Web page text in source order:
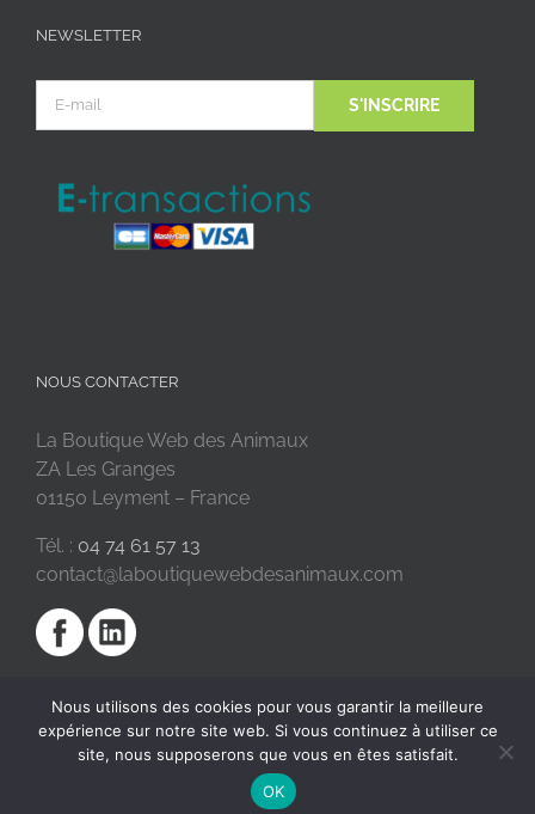
NEWSLETTER
NOUS CONTACTER
La Boutique Web des Animaux
ZA Les Granges
01150 Leyment – France
Tél. : 04 74 61 57 13
contact@laboutiquewebdesanimaux.com
2018 © La Boutique Web des Animaux | Réalisé par
Nous utilisons des cookies pour vous garantir la meilleure
expérience sur notre site web. Si vous continuez à utiliser ce
site, nous supposerons que vous en êtes satisfait.
OK